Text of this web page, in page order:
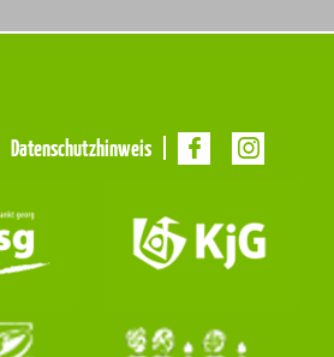
Datenschutzhinweis